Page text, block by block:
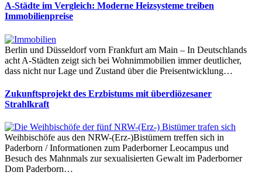
A-Städte im Vergleich: Moderne Heizsysteme treiben
Immobilienpreise
Berlin und Düsseldorf vorn Frankfurt am Main – In Deutschlands
acht A-Städten zeigt sich bei Wohnimmobilien immer deutlicher,
dass nicht nur Lage und Zustand über die Preisentwicklung…
Zukunftsprojekt des Erzbistums mit überdiözesaner
Strahlkraft
Weihbischöfe aus den NRW-(Erz-)Bistümern treffen sich in
Paderborn / Informationen zum Paderborner Leocampus und
Besuch des Mahnmals zur sexualisierten Gewalt im Paderborner
Dom Paderborn…